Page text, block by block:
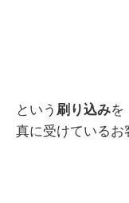
という 刷り込みを
真に受けているお